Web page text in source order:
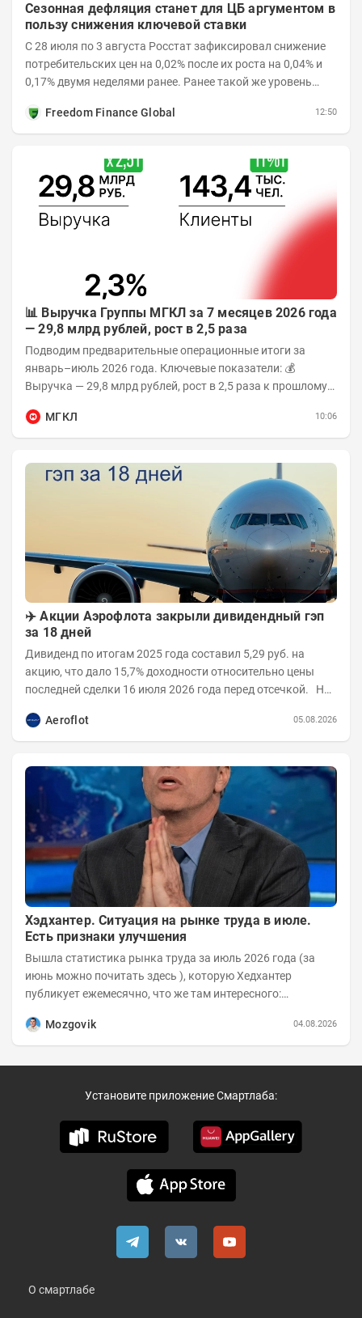
Сезонная дефляция станет для ЦБ аргументом в
пользу снижения ключевой ставки
С 28 июля по 3 августа Росстат зафиксировал снижение
потребительских цен на 0,02% после их роста на 0,04% и
0,17% двумя неделями ранее. Ранее такой же уровень
Freedom Finance Global
12:50
📊 Выручка Группы МГКЛ за 7 месяцев 2026 года
— 29,8 млрд рублей, рост в 2,5 раза
Подводим предварительные операционные итоги за
январь–июль 2026 года. Ключевые показатели: 💰
Выручка — 29,8 млрд рублей, рост в 2,5 раза к прошлому
МГКЛ
10:06
✈️ Акции Аэрофлота закрыли дивидендный гэп
за 18 дней
Дивиденд по итогам 2025 года составил 5,29 руб. на
акцию, что дало 15,7% доходности относительно цены
последней сделки 16 июля 2026 года перед отсечкой. На
Aeroflot
05.08.2026
Хэдхантер. Ситуация на рынке труда в июле.
Есть признаки улучшения
Вышла статистика рынка труда за июль 2026 года (за
июнь можно почитать здесь ), которую Хедхантер
публикует ежемесячно, что же там интересного:
Mozgovik
04.08.2026
Установите приложение Смартлаба:
О смартлабе